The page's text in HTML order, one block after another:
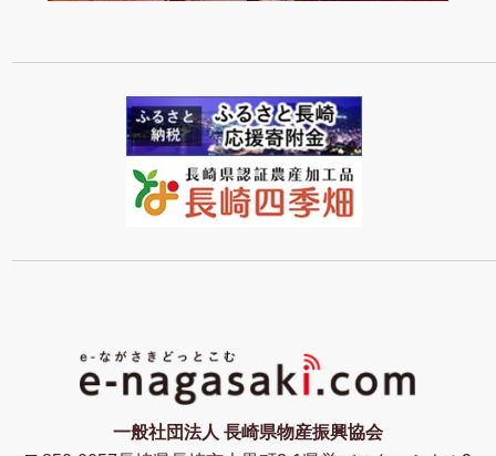
一般社団法人 長崎県物産振興協会